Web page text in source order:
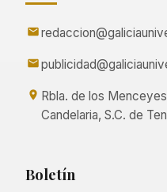
Rbla. de los
Candelaria, S.C. de
Boletín